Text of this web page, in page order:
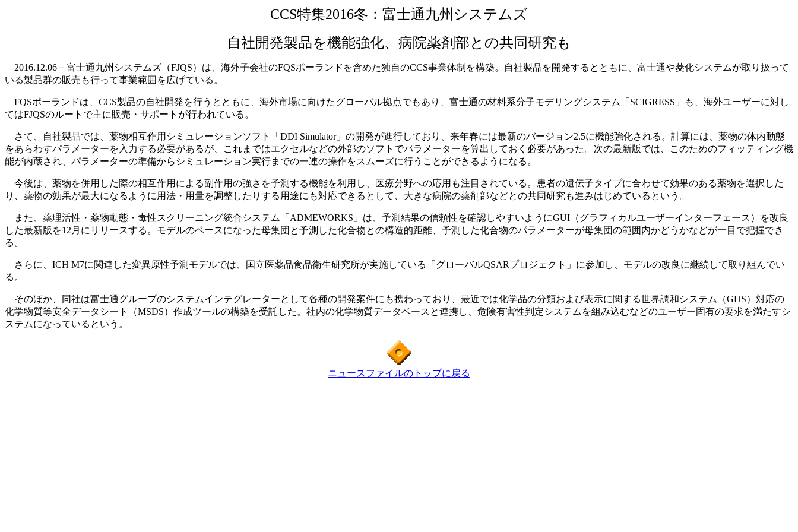
CCS特集2016冬：富士通九州システムズ
自社開発製品を機能強化、病院薬剤部との共同研究も
2016.12.06－富士通九州システムズ（FJQS）は、海外子会社のFQSポーランドを含めた独自のCCS事業体制を構築。自社製品を開発するとともに、富士通や菱化システムが取り扱って
いる製品群の販売も行って事業範囲を広げている。
FQSポーランドは、CCS製品の自社開発を行うとともに、海外市場に向けたグローバル拠点でもあり、富士通の材料系分子モデリングシステム「SCIGRESS」も、海外ユーザーに対し
てはFJQSのルートで主に販売・サポートが行われている。
さて、自社製品では、薬物相互作用シミュレーションソフト「DDI Simulator」の開発が進行しており、来年春には最新のバージョン2.5に機能強化される。計算には、薬物の体内動態
をあらわすパラメーターを入力する必要があるが、これまではエクセルなどの外部のソフトでパラメーターを算出しておく必要があった。次の最新版では、このためのフィッティング機
能が内蔵され、パラメーターの準備からシミュレーション実行までの一連の操作をスムーズに行うことができるようになる。
今後は、薬物を併用した際の相互作用による副作用の強さを予測する機能を利用し、医療分野への応用も注目されている。患者の遺伝子タイプに合わせて効果のある薬物を選択した
り、薬物の効果が最大になるように用法・用量を調整したりする用途にも対応できるとして、大きな病院の薬剤部などとの共同研究も進みはじめているという。
また、薬理活性・薬物動態・毒性スクリーニング統合システム「ADMEWORKS」は、予測結果の信頼性を確認しやすいようにGUI（グラフィカルユーザーインターフェース）を改良
した最新版を12月にリリースする。モデルのベースになった母集団と予測した化合物との構造的距離、予測した化合物のパラメーターが母集団の範囲内かどうかなどが一目で把握でき
る。
さらに、ICH M7に関連した変異原性予測モデルでは、国立医薬品食品衛生研究所が実施している「グローバルQSARプロジェクト」に参加し、モデルの改良に継続して取り組んでい
る。
そのほか、同社は富士通グループのシステムインテグレーターとして各種の開発案件にも携わっており、最近では化学品の分類および表示に関する世界調和システム（GHS）対応の
化学物質等安全データシート（MSDS）作成ツールの構築を受託した。社内の化学物質データベースと連携し、危険有害性判定システムを組み込むなどのユーザー固有の要求を満たすシ
ステムになっているという。
ニュースファイルのトップに戻る